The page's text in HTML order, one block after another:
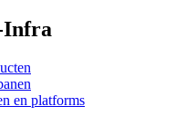
Infra
en platforms